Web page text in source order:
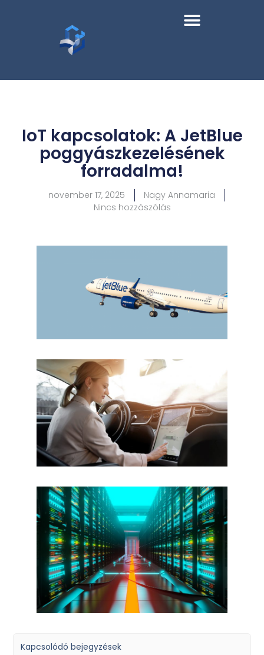
IoT kapcsolatok: A JetBlue
poggyászkezelésének
forradalma!
november 17, 2025
Nagy Annamaria
Nincs hozzászólás
Kapcsolódó bejegyzések